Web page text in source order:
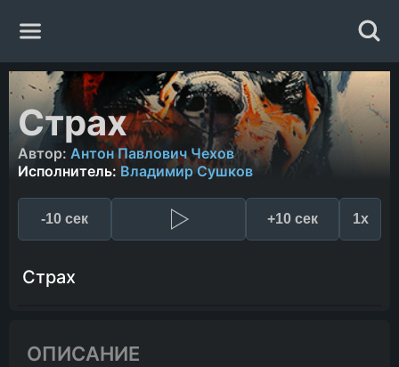
Главная
Жанры
Авторы
Исполнители
Страх
Автор: Антон Павлович Чехов
Исполнитель: Владимир Сушков
-10 сек +10 сек 1x
Страх
ОПИСАНИЕ